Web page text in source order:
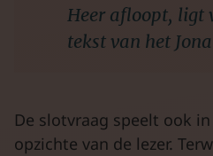
Heer afloopt, ligt
tekst van het
De slotvraag speelt ook
opzichte van de lezer.